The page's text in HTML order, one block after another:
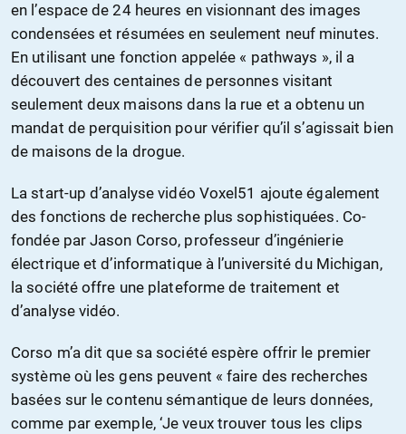
en l’espace de 24 heures en visionnant des images
condensées et résumées en seulement neuf minutes.
En utilisant une fonction appelée « pathways », il a
découvert des centaines de personnes visitant
seulement deux maisons dans la rue et a obtenu un
mandat de perquisition pour vérifier qu’il s’agissait bien
de maisons de la drogue.
La start-up d’analyse vidéo Voxel51 ajoute également
des fonctions de recherche plus sophistiquées. Co-
fondée par Jason Corso, professeur d’ingénierie
électrique et d’informatique à l’université du Michigan,
la société offre une plateforme de traitement et
d’analyse vidéo.
Corso m’a dit que sa société espère offrir le premier
système où les gens peuvent « faire des recherches
basées sur le contenu sémantique de leurs données,
comme par exemple, ‘Je veux trouver tous les clips